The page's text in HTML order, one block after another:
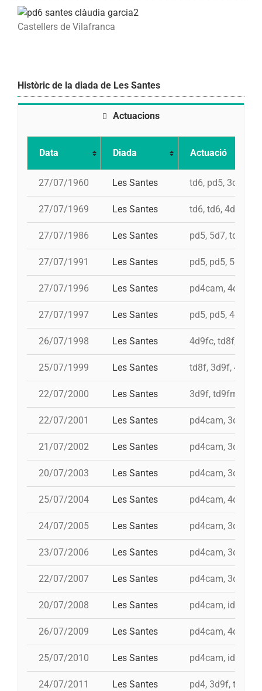
Castellers de Vilafranca
Històric de la diada de Les Santes
Actuacions
Data Diada Actuació
27/07/1960 Les Santes td6, pd5, 3d7, 4d6
27/07/1969 Les Santes td6, td6, 4d7
27/07/1986 Les Santes pd5, 5d7, td7, 4d8
27/07/1991 Les Santes pd5, pd5, 5d7,
27/07/1996 Les Santes pd4cam, 4d9f,
27/07/1997 Les Santes pd5, pd5, 4d9f,
26/07/1998 Les Santes 4d9fc, td8f,
25/07/1999 Les Santes td8f, 3d9f, 4d8a,
22/07/2000 Les Santes 3d9f, td9fm, id
22/07/2001 Les Santes pd4cam, 3d9f,
21/07/2002 Les Santes pd4cam, 3d9f, i
20/07/2003 Les Santes pd4cam, 3d9f,
25/07/2004 Les Santes pd4cam, 4d9f,
24/07/2005 Les Santes pd4cam, 3d9f, i
23/07/2006 Les Santes pd4cam, 3d9f,
22/07/2007 Les Santes pd4cam, 3d9f,
20/07/2008 Les Santes pd4cam, id
26/07/2009 Les Santes pd4cam, 4d9f, i
25/07/2010 Les Santes pd4cam, id
24/07/2011 Les Santes pd4, 3d9f,